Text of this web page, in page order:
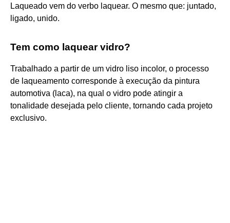
Laqueado vem do verbo laquear. O mesmo que: juntado,
ligado, unido.
Tem como laquear vidro?
Trabalhado a partir de um vidro liso incolor, o processo
de laqueamento corresponde à execução da pintura
automotiva (laca), na qual o vidro pode atingir a
tonalidade desejada pelo cliente, tornando cada projeto
exclusivo.